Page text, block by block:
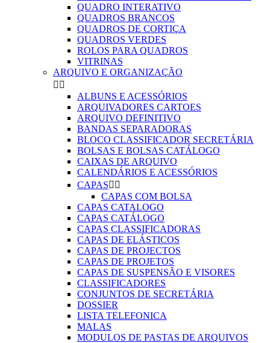
QUADRO INTERATIVO
QUADROS BRANCOS
QUADROS DE CORTIÇA
QUADROS VERDES
ROLOS PARA QUADROS
VITRINAS
ARQUIVO E ORGANIZAÇÃO
 
ALBUNS E ACESSÓRIOS
ARQUIVADORES CARTOES
ARQUIVO DEFINITIVO
BANDAS SEPARADORAS
BLOCO CLASSIFICADOR SECRETÁRIA
BOLSAS E BOLSAS CATÁLOGO
CAIXAS DE ARQUIVO
CALENDÁRIOS E ACESSÓRIOS
CAPAS 
CAPAS COM BOLSA
CAPAS CATALOGO
CAPAS CATÁLOGO
CAPAS CLASSIFICADORAS
CAPAS DE ELÁSTICOS
CAPAS DE PROJECTOS
CAPAS DE PROJETOS
CAPAS DE SUSPENSÃO E VISORES
CLASSIFICADORES
CONJUNTOS DE SECRETÁRIA
DOSSIER
LISTA TELEFONICA
MALAS
MODULOS DE PASTAS DE ARQUIVOS